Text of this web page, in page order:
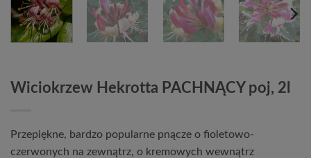
Wiciokrzew Hekrotta PACHNĄCY poj, 2l
Przepiękne, bardzo popularne pnącze o fioletowo-
czerwonych na zewnątrz, o kremowych wewnątrz